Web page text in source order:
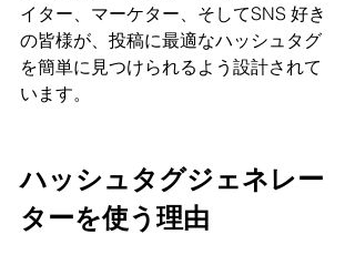
イター、マーケター、 そしてSNS 好き
の皆様が、投稿に最適なハッシュタグ
を簡単に見つけられるよう設計されて
います。
ハッシュタグジェネレー
ターを使う理由